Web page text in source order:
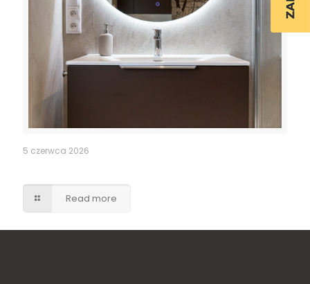
5 czerwca 2026
Read more